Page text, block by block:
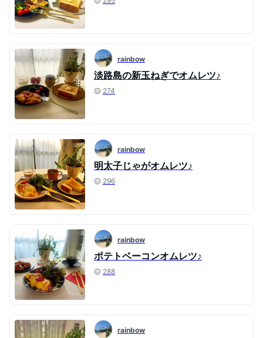
rainbow
淡路島の新玉ねぎでオムレツ♪
274
rainbow
明太子じゃがオムレツ♪
296
rainbow
ポテトベーコンオムレツ♪
288
rainbow